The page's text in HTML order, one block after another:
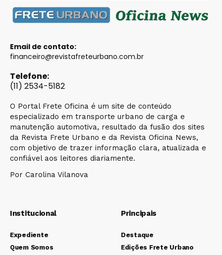
Email de contato:
financeiro@revistafreteurbano.com.br
Telefone:
(11) 2534-5182
O Portal Frete Oficina é um site de conteúdo
especializado em transporte urbano de carga e
manutenção automotiva, resultado da fusão dos sites
da Revista Frete Urbano e da Revista Oficina News,
com objetivo de trazer informação clara, atualizada e
confiável aos leitores diariamente.
Por Carolina Vilanova
Institucional
Expediente
Quem Somos
Principais
Destaque
Edições Frete Urbano